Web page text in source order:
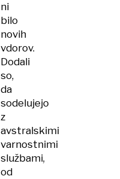
ni
bilo
novih
vdorov.
Dodali
so,
da
sodelujejo
z
avstralskimi
varnostnimi
službami,
od